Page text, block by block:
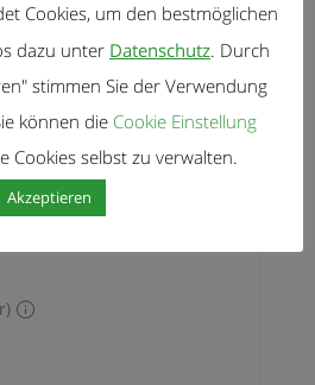
im Ort, Gastronomie und ein
kleiner Dorfladen zum Einkauf
für […]
Cookies, um den bestmöglichen
dazu unter Datenschutz. Durch
stimmen Sie der Verwendung
können die Cookie Einstellung
Cookies selbst zu verwalten.
Akzeptieren